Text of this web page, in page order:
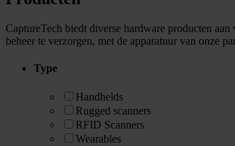
CaptureTech biedt diverse hardware producten aan
beheer te verzorgen, met de apparatuur van onze
Type
Handhelds
Rugged scanners
RFID Scanners
Wearables